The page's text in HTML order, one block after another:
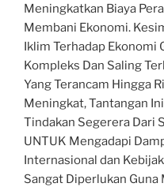
Meningkatkan Biaya
Membani Ekonomi.
Iklim Terhadap Ekonomi
Kompleks Dan Saling
Yang Terancam Hingga
Meningkat, Tantangan
Tindakan Segerera Dari
UNTUK Mengadapi
Internasional dan
Sangat Diperlukan